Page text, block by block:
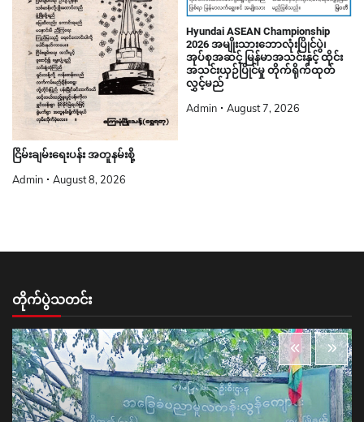
ငြိမ်းချမ်းရေးပန်း အတူနမ်းစို့
Admin August 8, 2026
Hyundai ASEAN Championship
2026 အမျိုးသားဘောလုံးပြိုင်ပွဲ၊
အုပ်စုအဆင့် မြန်မာအသင်းနှင့် ထိုင်း
အသင်းယှဉ်ပြိုင်မှု တိုက်ရိုက်ထုတ်
လွှင့်မည်
Admin August 7, 2026
တိုက်ပွဲသတင်း